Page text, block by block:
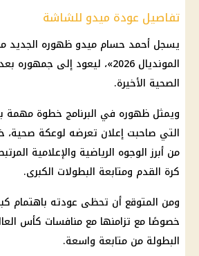
تفاصيل عودة ميدو للشاشة
يسجل أحمد حسام ميدو ظهوره الجديد
المونديال 2026»، ليعود إلى
الصحية الأخيرة.
ويمثل ظهوره في البرنامج خطوة مهمة
التي صاحبت إعلان تعرضه لوعكة صحية،
من أبرز الوجوه الرياضية والإعلامية
كرة القدم ومتابعة البطولات الكبرى.
ومن المتوقع أن تحظى عودته باهتمام
البطولة من متابعة واسعة.